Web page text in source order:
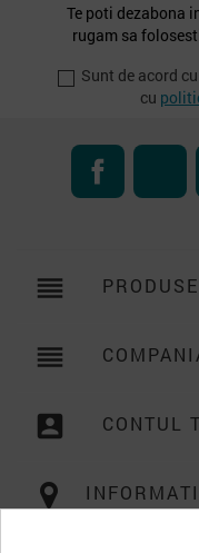
Te poti dezabona
rugam sa
Sunt de acord cu
cu
Facebook
reorder
reorder
account_box CONTUL